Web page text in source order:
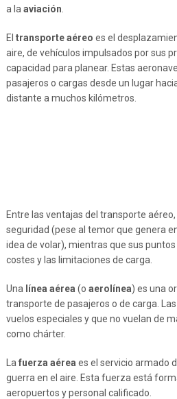
a la aviación
El transporte aéreo es el
aire, de vehículos impulsados por sus
capacidad para planear. Estas
pasajeros o cargas desde un lugar
distante a muchos kilómetros.
Entre las ventajas del transporte
seguridad (pese al temor que genera
idea de volar), mientras que sus
costes y las limitaciones de carga.
Una línea aérea (o aerolínea) es una
transporte de pasajeros o de carga.
vuelos especiales y que no vuelan de
como chárter.
La fuerza aérea es el servicio armado
guerra en el aire. Esta fuerza está
aeropuertos y personal calificado.